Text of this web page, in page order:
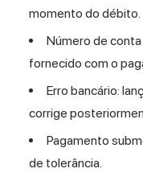
momento do débito.
Número de
fornecido com o
Erro bancário:
corrige
Pagamento
de tolerância.